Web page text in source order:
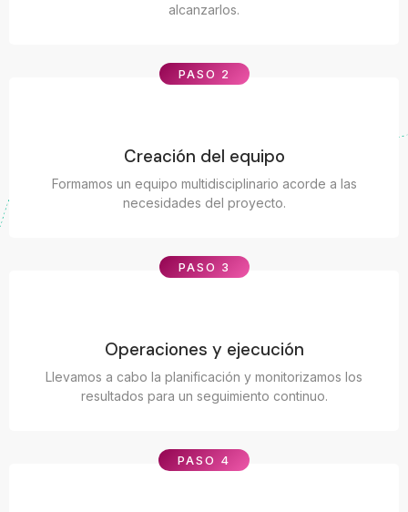
alcanzarlos.
PASO 2
Creación del equipo
Formamos un equipo multidisciplinario acorde a las
necesidades del proyecto.
PASO 3
Operaciones y ejecución
Llevamos a cabo la planificación y monitorizamos los
resultados para un seguimiento continuo.
PASO 4